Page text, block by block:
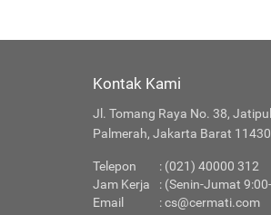
Kontak Kami
Jl. Tomang Raya No. 38,
Palmerah, Jakarta Barat 11430
Telepon
: (021) 40000 312
Jam Kerja
: (Senin-Jumat
Email
:cs@cermati.com